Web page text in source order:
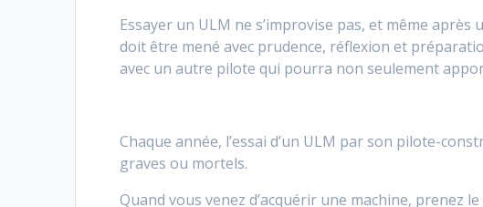
Essayer un ULM ne s’improvise pas, et même
doit être mené avec prudence, réflexion et
avec un autre pilote qui pourra non seulement
Chaque année, l’essai d’un ULM par son pilote-
graves ou mortels.
Quand vous venez d’acquérir une machine, prenez